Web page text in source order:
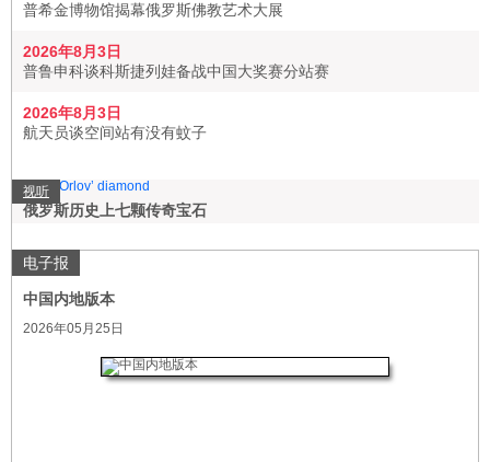
普希金博物馆揭幕俄罗斯佛教艺术大展
2026年8月3日
普鲁申科谈科斯捷列娃备战中国大奖赛分站赛
2026年8月3日
航天员谈空间站有没有蚊子
视听
俄罗斯历史上七颗传奇宝石
电子报
中国内地版本
2026年05月25日